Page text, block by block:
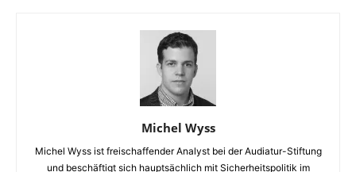
Michel Wyss
Michel Wyss ist freischaffender Analyst bei der Audiatur-Stiftung
und beschäftigt sich hauptsächlich mit Sicherheitspolitik im